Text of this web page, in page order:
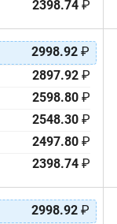
2398.74 ₽
2998.92 ₽
2897.92 ₽
2598.80 ₽
2548.30 ₽
2497.80 ₽
2398.74 ₽
2998.92 ₽